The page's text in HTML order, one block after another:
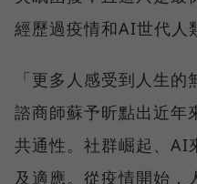
經歷過疫情和AI世代人
「更多人感受到人生
諮商師蘇予昕點出近年
共通性。社群崛起、AI
及適應。從疫情開始，